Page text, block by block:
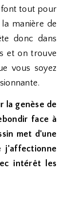
font tout pour
manière de
donc dans
et on trouve
vous soyez
la genèse de
face à
met d'une
j'affectionne
intérêt les